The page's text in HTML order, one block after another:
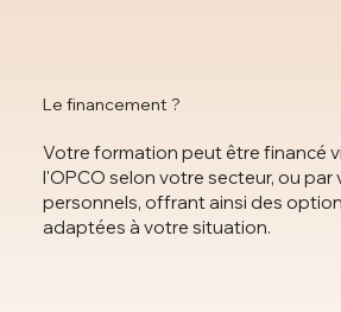
Le financement ?
Votre formation peut être financé
l'OPCO selon votre secteur, ou par
personnels, offrant ainsi des
adaptées à votre situation.